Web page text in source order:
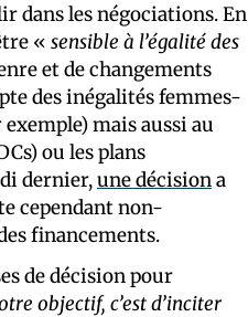
dans les négociations. En
« sensible à l’égalité des
et de changements
des inégalités femmes-
mais aussi au
ou les plans
dernier,une décisiona
cependant non-
financements.
de décision pour
objectif, c’est d’inciter